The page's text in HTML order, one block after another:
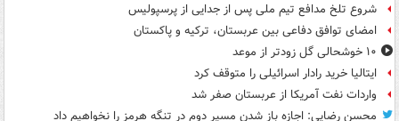
شروع تلخ مدافع تیم ملی پس از جدایی از پرسپولیس
امضای توافق دفاعی بین عربستان، ترکیه و پاکستان
۱۰ خوشحالی گل زودتر از موعد
ایتالیا خرید رادار اسرائیلی را متوقف کرد
واردات نفت آمریکا از عربستان صفر شد
محسن رضایی: اجازه باز شدن مسیر دوم در تنگه هرمز را نخواهیم داد